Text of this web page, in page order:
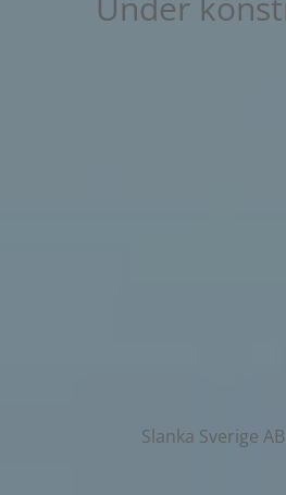
Slanka Sverige